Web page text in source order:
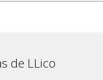
de LLico